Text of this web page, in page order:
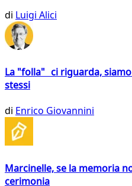
di Luigi Alici
La "folla" ci riguarda,
stessi
di Enrico Giovannini
Marcinelle, se la memoria
cerimonia